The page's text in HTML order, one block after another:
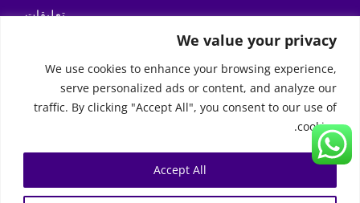
We value your privacy
We use cookies to enhance your browsing experience,
serve personalized ads or content, and analyze our
traffic. By clicking "Accept All", you consent to our use of
cookies.
Accept All
تعليقات
0522451078
راسلنا عبر البريد الإلكتروني
Call Us